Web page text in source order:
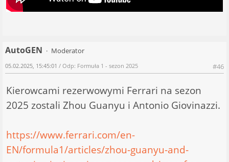
AutoGEN
Moderator
#46
05.02.2025, 15:45:01 / Odp: Formuła 1 - sezon 2025
Kierowcami rezerwowymi Ferrari na sezon
2025 zostali Zhou Guanyu i Antonio Giovinazzi.
https://www.ferrari.com/en-
EN/formula1/articles/zhou-guanyu-and-